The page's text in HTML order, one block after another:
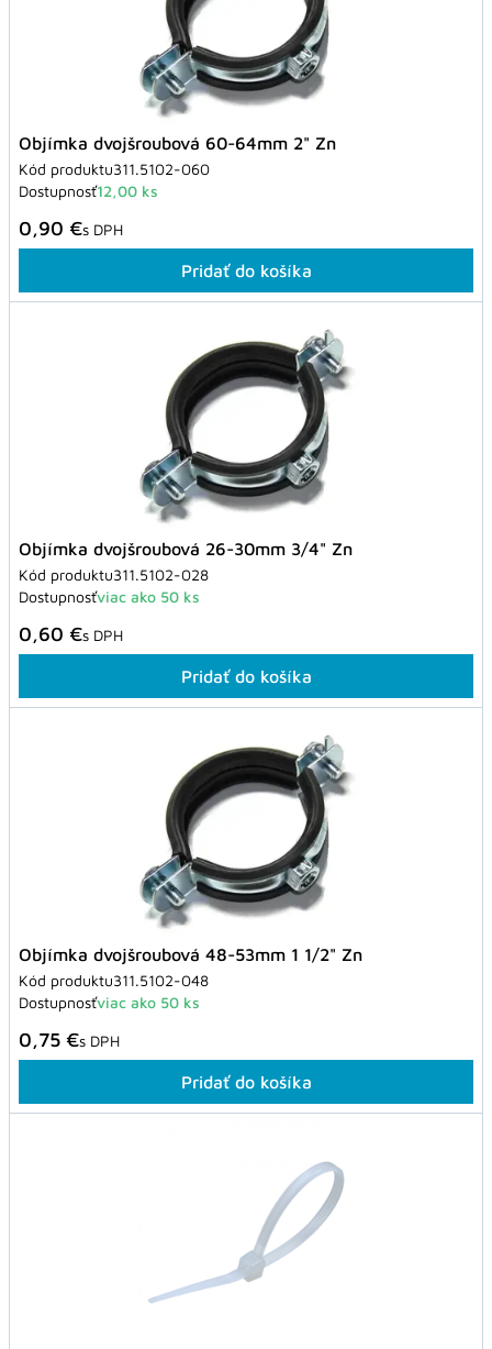
Objímka dvojšroubová 60-64mm 2" Zn
Kód produktu311.5102-060
Dostupnosť12,00 ks
0,90 €s DPH
Pridať do košíka
Objímka dvojšroubová 26-30mm 3/4" Zn
Kód produktu311.5102-028
Dostupnosťviac ako 50 ks
0,60 €s DPH
Pridať do košíka
Objímka dvojšroubová 48-53mm 1 1/2" Zn
Kód produktu311.5102-048
Dostupnosťviac ako 50 ks
0,75 €s DPH
Pridať do košíka